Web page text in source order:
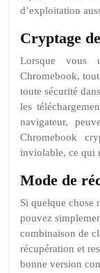
d’exploitation
Cryptage
Lorsque vous
Chromebook,
toute sécurité
les
navigateur,
Chromebook
inviolable, ce qui
Mode de
Si quelque chose
pouvez
combinaison de
récupération et
bonne version